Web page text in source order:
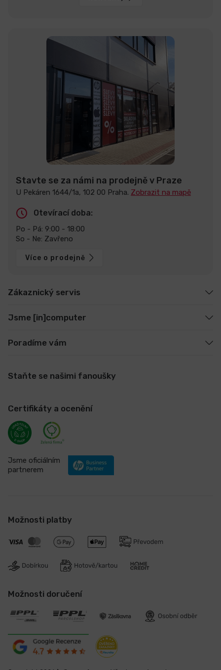
Stavte se za námi na prodejně v Praze
U Pekáren 1644/1a, 102 00 Praha. Zobrazit na mapě
Otevírací doba:
Po - Pá: 9:00 - 18:00
So - Ne: Zavřeno
Více o prodejně
Zákaznický servis
Jsme [in]computer
Poradíme vám
Staňte se našimi fanoušky
Certifikáty a ocenění
Jsme oficiálním
partnerem
Možnosti platby
Možnosti doručení